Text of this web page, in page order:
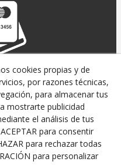
CON
cookies propias y de
por razones técnicas,
para almacenar tus
mostrarte publicidad
el análisis de tus
para consentir
para rechazar todas
para personalizar